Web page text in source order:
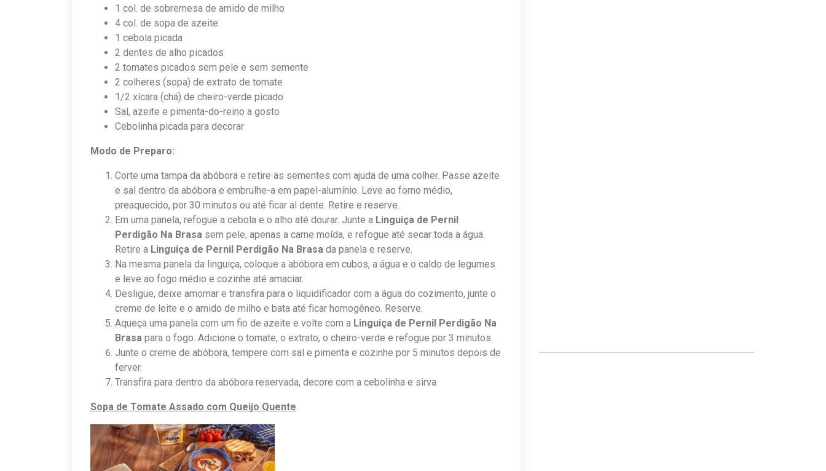
1 col. de sobremesa de amido de milho
4 col. de sopa de azeite
1 cebola picada
2 dentes de alho picados
2 tomates picados sem pele e sem semente
2 colheres (sopa) de extrato de tomate
1/2 xícara (chá) de cheiro-verde picado
Sal, azeite e pimenta-do-reino a gosto
Cebolinha picada para decorar
Modo de Preparo:
Corte uma tampa da abóbora e retire as sementes com ajuda de uma colher. Passe azeite
e sal dentro da abóbora e embrulhe-a em papel-alumínio. Leve ao forno médio,
preaquecido, por 30 minutos ou até ficar al dente. Retire e reserve.
Em uma panela, refogue a cebola e o alho até dourar. Junte a Linguiça de Pernil
Perdigão Na Brasa sem pele, apenas a carne moída, e refogue até secar toda a água.
Retire a Linguiça de Pernil Perdigão Na Brasa da panela e reserve.
Na mesma panela da linguiça, coloque a abóbora em cubos, a água e o caldo de legumes
e leve ao fogo médio e cozinhe até amaciar.
Desligue, deixe amornar e transfira para o liquidificador com a água do cozimento, junte o
creme de leite e o amido de milho e bata até ficar homogêneo. Reserve.
Aqueça uma panela com um fio de azeite e volte com a Linguiça de Pernil Perdigão Na
Brasa para o fogo. Adicione o tomate, o extrato, o cheiro-verde e refogue por 3 minutos.
Junte o creme de abóbora, tempere com sal e pimenta e cozinhe por 5 minutos depois de
ferver.
Transfira para dentro da abóbora reservada, decore com a cebolinha e sirva.
Sopa de Tomate Assado com Queijo Quente